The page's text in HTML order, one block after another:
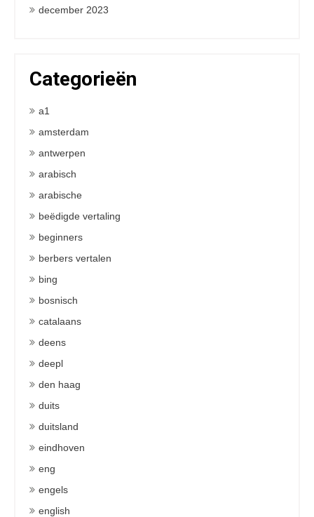
december 2023
Categorieën
a1
amsterdam
antwerpen
arabisch
arabische
beëdigde vertaling
beginners
berbers vertalen
bing
bosnisch
catalaans
deens
deepl
den haag
duits
duitsland
eindhoven
eng
engels
english